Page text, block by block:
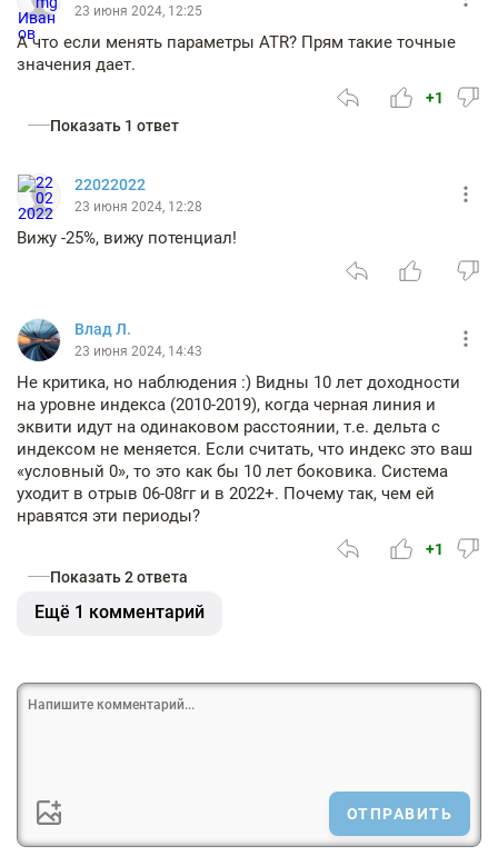
23 июня 2024, 12:25
А что если менять параметры ATR? Прям такие точные
значения дает.
+1
Показать 1 ответ
22022022
23 июня 2024, 12:28
Вижу -25%, вижу потенциал!
Влад Л.
23 июня 2024, 14:43
Не критика, но наблюдения :) Видны 10 лет доходности
на уровне индекса (2010-2019), когда черная линия и
эквити идут на одинаковом расстоянии, т.е. дельта с
индексом не меняется. Если считать, что индекс это ваш
«условный 0», то это как бы 10 лет боковика. Система
уходит в отрыв 06-08гг и в 2022+. Почему так, чем ей
нравятся эти периоды?
+1
Показать 2 ответа
Ещё 1 комментарий
ОТПРАВИТЬ